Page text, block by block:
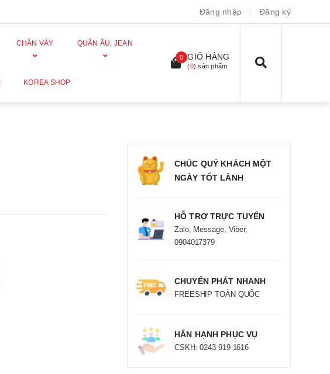
Đăng nhập Đăng ký
CHÂN VÁY QUẦN ÂU, JEAN
KOREA SHOP
0 GIỎ HÀNG
(0) sản phẩm
CHÚC QUÝ KHÁCH MỘT
NGÀY TỐT LÀNH
HỖ TRỢ TRỰC TUYẾN
Zalo, Message, Viber,
0904017379
CHUYỂN PHÁT NHANH
FREESHIP TOÀN QUỐC
HÂN HẠNH PHỤC VỤ
CSKH: 0243 919 1616